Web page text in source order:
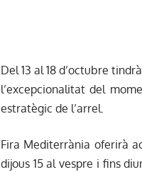
Del 13 al 18 d’octubre
l’excepcionalitat del
estratègic de l’arrel.
Fira Mediterrània oferirà
dijous 15 al vespre i fins